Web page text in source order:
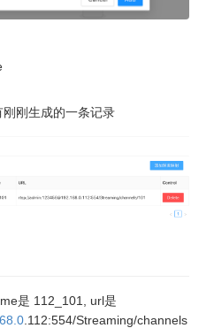
刚生成的一条记录
是 112_101, url是
.112:554/Streaming/channels